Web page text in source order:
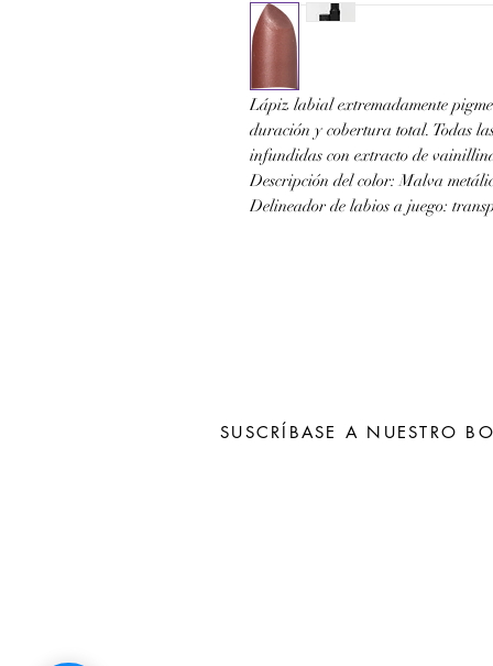
Lápiz labial extremadamente
duración y cobertura total. Todas
infundidas con extracto de
Descripción del color: Malva
Delineador de labios a juego:
SUSCRÍBASE A NUESTRO